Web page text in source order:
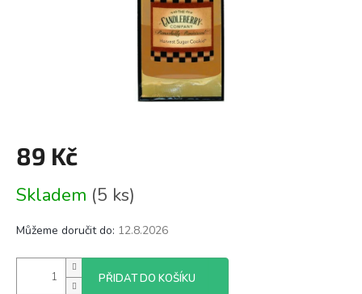
89 Kč
cena:
Skladem (5 ks)
Můžeme doručit do: 12.8.2026
PŘIDAT DO KOŠÍKU